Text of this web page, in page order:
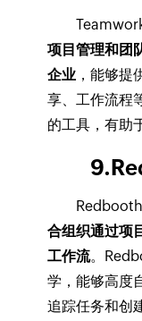
Teamwork
项目管理和团
企业，能够提
享、工作流程
的工具，有助
Redbooth
合组织通过项
工作流。
学，能够高度
追踪任务和创